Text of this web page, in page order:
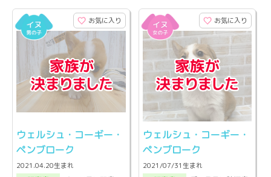
お気に入り
ウェルシュ・コーギー・
ペンブローク
2021.04.20生まれ
お気に入り
ウェルシュ・コーギー・
ペンブローク
2021/07/31生まれ